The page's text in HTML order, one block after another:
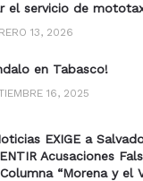
el servicio de
13, 2026
en Tabasco!
16, 2025
EXIGE a
Acusaciones
“Morena y el